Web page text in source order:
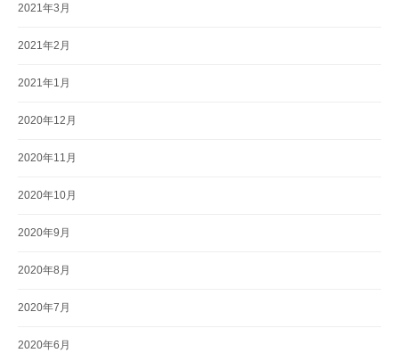
2021年3月
2021年2月
2021年1月
2020年12月
2020年11月
2020年10月
2020年9月
2020年8月
2020年7月
2020年6月